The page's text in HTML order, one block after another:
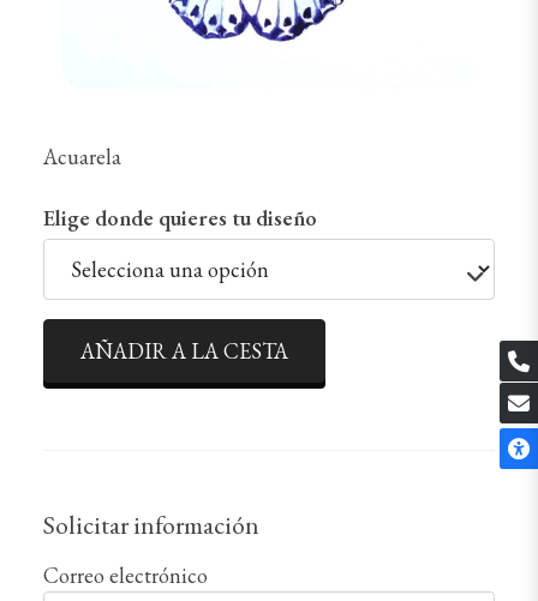
Acuarela
Elige donde quieres tu diseño
AÑADIR A LA CESTA
Solicitar información
Correo electrónico